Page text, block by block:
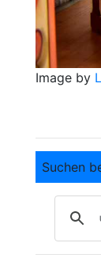
Image by
Suchen